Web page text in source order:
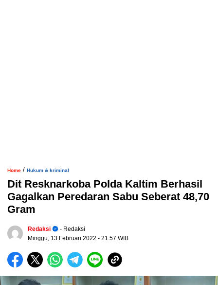
Home / Hukum & kriminal
Dit Resknarkoba Polda Kaltim Berhasil
Gagalkan Peredaran Sabu Seberat 48,70
Gram
Redaksi
- Redaksi
Minggu, 13 Februari 2022 - 21:57 WIB